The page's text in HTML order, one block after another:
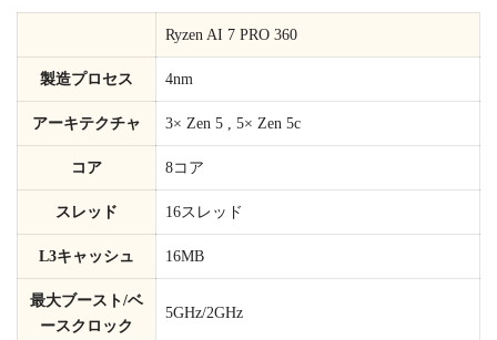
Ryzen AI 7 PRO 360
製造プロセス 4nm
アーキテクチャ 3× Zen 5 , 5× Zen 5c
コア 8コア
スレッド 16スレッド
L3キャッシュ 16MB
最大ブースト/ベ
ースクロック
5GHz/2GHz